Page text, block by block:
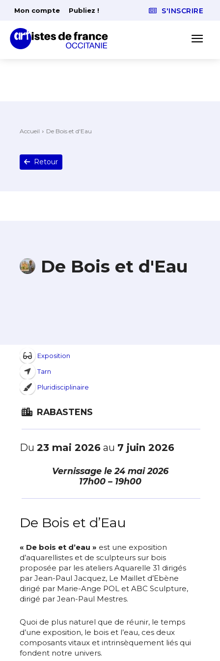
Mon compte Publiez ! S'INSCRIRE
Accueil De Bois et d'Eau
Retour
De Bois et d'Eau
Exposition
Tarn
Pluridisciplinaire
RABASTENS
Du 23 mai 2026 au 7 juin 2026
Vernissage le24 mai 2026
17h00 – 19h00
De Bois et d’Eau
« De bois et d’eau » est une exposition
d’aquarellistes et de sculpteurs sur bois
proposée par les ateliers Aquarelle 31 dirigés
par Jean-Paul Jacquez, Le Maillet d’Ebène
dirigé par Marie-Ange POL et ABC Sculpture,
dirigé par Jean-Paul Mestres.
Quoi de plus naturel que de réunir, le temps
d’une exposition, le bois et l’eau, ces deux
composants vitaux et intrinsèquement liés qui
fondent notre univers.